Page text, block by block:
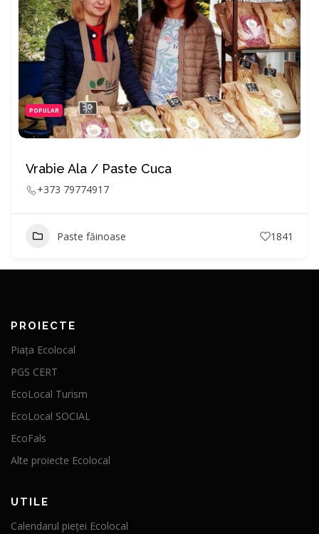
POPULAR
Vrabie Ala / Paste Cuca
+373 79774917
Paste făinoase 1841
PROIECTE
Piața Ecolocal
PGS CERT
EcoLocal Turism
EcoLocal SOCIAL
EcoFals
Alte proiecte Ecolocal
UTILE
Calendarul pieței Ecolocal